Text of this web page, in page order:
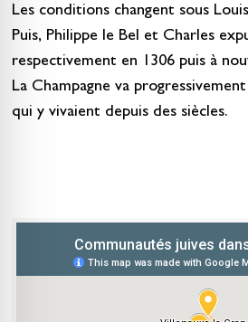
Les conditions changent sous
Puis, Philippe le Bel et Charles
respectivement en 1306 puis à
La Champagne va
qui y vivaient depuis des siècles.